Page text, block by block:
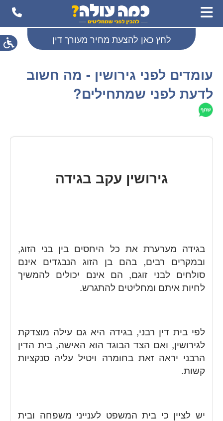
לחץ כאן להצעת מחיר מעורך דין
עומדים לפני גירושין - מה חשוב
לדעת לפני שמתחילים?
גירושין עקב בגידה
בגידה מערערת את כל היחסים בין בני הזוג,
ובמקרים רבים, בהם בן הזוג הנבגדים אינם
סולחים לבני זוגם, הם אינם יכולים להמשיך
לחיות איתם ומחליטים להתגרש.
לפי בית דין רבני, בגידה היא גם עילה מוצדקת
לגירושין, ואם הצד הבוגד הוא האישה, בית הדין
הרבני יראה זאת בחומרה ויטיל עליה סנקציות
קשות.
יש לציין כי בית המשפט לענייני משפחה ובית